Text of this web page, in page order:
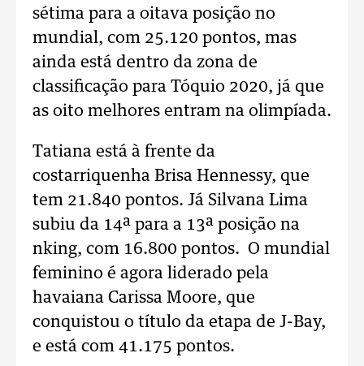
sétima para a oitava posição no
mundial, com 25.120 pontos, mas
ainda está dentro da zona de
classificação para Tóquio 2020, já que
as oito melhores entram na olimpíada.
Tatiana está à frente da
costarriquenha Brisa Hennessy, que
tem 21.840 pontos. Já Silvana Lima
subiu da 14ª para a 13ª posição na
nking, com 16.800 pontos. O mundial
feminino é agora liderado pela
havaiana Carissa Moore, que
conquistou o título da etapa de J-Bay,
e está com 41.175 pontos.